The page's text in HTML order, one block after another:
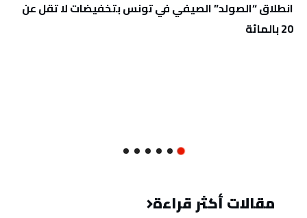
انطلاق “الصولد” الصيفي في تونس بتخفيضات لا تقل عن
20 بالمائة
مقالات أكثر قراءة